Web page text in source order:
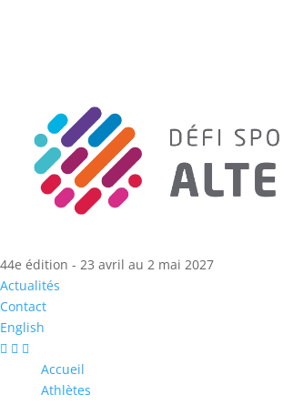
44e édition - 23 avril au 2 mai 2027
Actualités
Contact
English
Accueil
Athlètes